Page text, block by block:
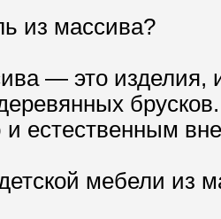
из массива?
— это изделия,
и естественным
мебели из